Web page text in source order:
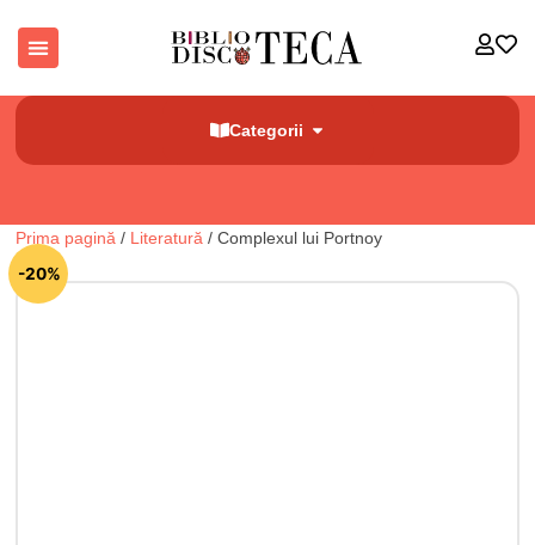
Categorii
Prima pagină / Literatură / Complexul lui Portnoy
-20%
🔍